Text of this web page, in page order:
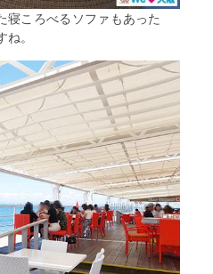
寝ころべるソファもあった
。